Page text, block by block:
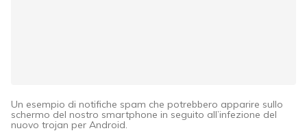
Un esempio di notifiche spam che potrebbero apparire sullo
schermo del nostro smartphone in seguito all’infezione del
nuovo trojan per Android.